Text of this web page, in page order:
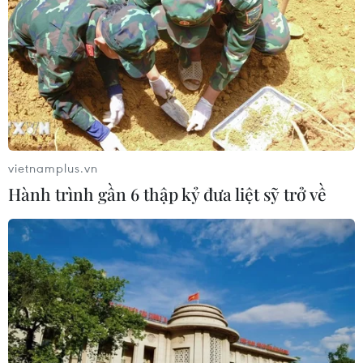
Xem trực tiếp Indonesia-Việt Nam tại
ASEAN Cup 2026 trên kênh nào?
03/08/2026 09:21
Xem thêm
CƠ QUAN CHỦ QUẢN: THÔNG TẤN XÃ VIỆT NAM
Tổng Biên tập: TRẦN TIẾN DUẨN
Phó Tổng Biên tập: NGUYỄN THỊ TÁM, KHÚC THANH
THỦY
vietnamplus.vn
Hành trình gần 6 thập kỷ đưa liệt sỹ trở về